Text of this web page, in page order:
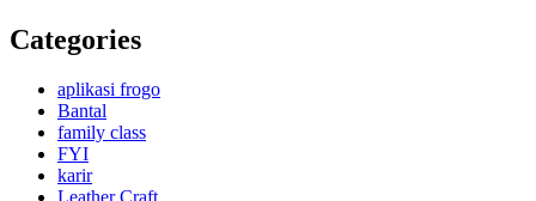
Categories
aplikasi frogo
Bantal
family class
FYI
karir